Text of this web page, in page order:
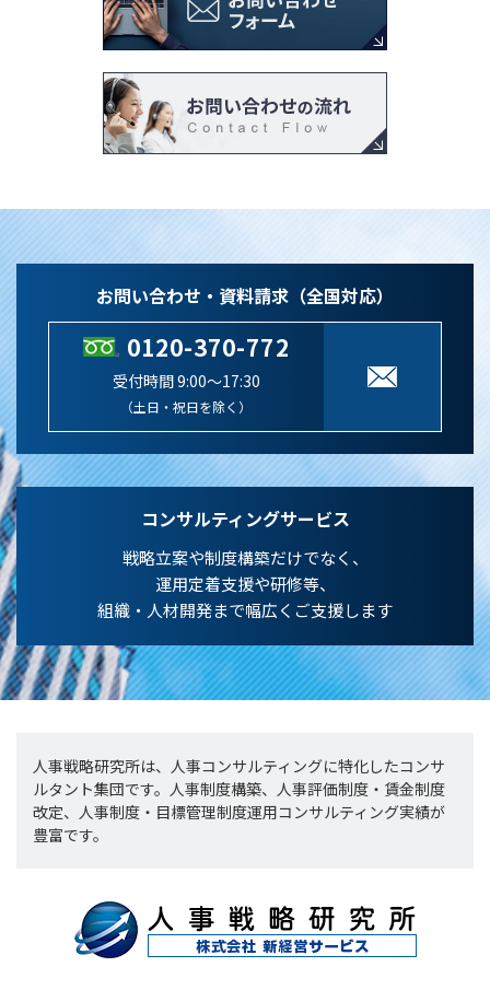
お問い合わせ・資料請求（全国対応）
0120-370-772
受付時間 9:00～17:30
（土日・祝日を除く）
コンサルティングサービス
戦略立案や制度構築だけでなく、
運用定着支援や研修等、
組織・人材開発まで幅広くご支援します
人事戦略研究所は、人事コンサルティングに特化したコンサ
ルタント集団です。人事制度構築、人事評価制度・賃金制度
改定、人事制度・目標管理制度運用コンサルティング実績が
豊富です。